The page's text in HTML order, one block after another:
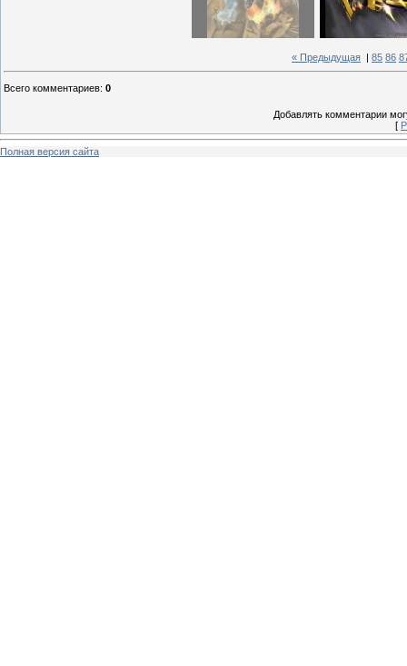
« Предыдущая 85 86
Всего комментариев: 0
Добавлять комментарии
[
Полная версия сайта